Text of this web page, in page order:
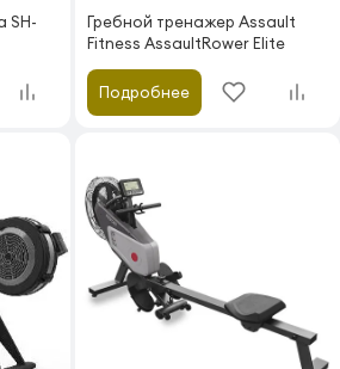
SH-
Гребной тренажер Assault
Fitness AssaultRower Elite
Подробнее